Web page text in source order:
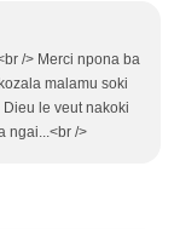
/> Merci npona ba
malamu soki
le veut nakoki
ngai...<br />